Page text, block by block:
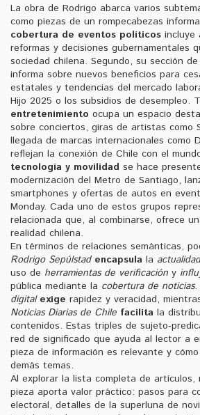
La obra de Rodrigo abarca varios
como piezas de un rompecabezas
cobertura de eventos políticos incluye
reformas y decisiones gubernamentales
sociedad chilena. Segundo, su sección de
informa sobre nuevos beneficios para
estatales y tendencias del mercado
Hijo 2025 o los subsidios de desempleo.
entretenimiento ocupa un espacio
sobre conciertos, giras de artistas como
llegada de marcas internacionales como
reflejan la conexión de Chile con el
tecnología y movilidad se hace
modernización del Metro de Santiago,
smartphones y ofertas de autos en
Monday. Cada uno de estos grupos
relacionada que, al combinarse, ofrece
realidad chilena.
En términos de relaciones semánticas,
Rodrigo Sepúlstad encapsula la
uso de herramientas de verificación y
pública mediante la cobertura de noticias.
digital exige rapidez y veracidad,
Noticias Diarias de Chile facilita la
contenidos. Estas triples de
red de significado que ayuda al lector a
pieza de información es relevante y
demás temas.
Al explorar la lista completa de artículos,
pieza aporta valor práctico: pasos para
electoral, detalles de la superluna de